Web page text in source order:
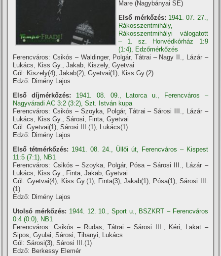
Mare (Nagybányai SE)
Első mérkőzés: 1941. 07. 27.,
Rákosszentmihály,
Rákosszentmihályi válogatott
– 1. sz. Honvédkórház 1:9
(1:4), Edzőmérkőzés
Ferencváros: Csikós – Waldinger, Polgár, Tátrai – Nagy II., Lázár –
Lukács, Kiss Gy., Jakab, Kiszely, Gyetvai
Gól: Kiszely(4), Jakab(2), Gyetvai(1), Kiss Gy.(2)
Edző: Dimény Lajos
Első díjmérkőzés:
1941. 08. 09., Latorca u., Ferencváros –
Nagyváradi AC 3:2 (3:2), Szt. István kupa
Ferencváros: Csikós – Szoyka, Polgár, Tátrai – Sárosi III., Lázár –
Lukács, Kiss Gy., Sárosi, Finta, Gyetvai
Gól: Gyetvai(1), Sárosi III.(1), Lukács(1)
Edző: Dimény Lajos
Első tétmérkőzés: 1941. 08. 24., Üllői út, Ferencváros – Kispest
11:5 (7:1), NB1
Ferencváros: Csikós – Szoyka, Polgár, Pósa – Sárosi III., Lázár –
Lukács, Kiss Gy., Finta, Jakab, Gyetvai
Gól: Gyetvai(4), Kiss Gy.(1), Finta(3), Jakab(1), Pósa(1), Sárosi III.
(1)
Edző: Dimény Lajos
Utolsó mérkőzés: 1944. 12. 10., Sport u., BSZKRT – Ferencváros
0:4 (0:0), NB1
Ferencváros: Csikós – Rudas, Tátrai – Sárosi III., Kéri, Lakat –
Sipos, Gyulai, Sárosi, Tihanyi, Lukács
Gól: Sárosi(3), Sárosi III.(1)
Edző: Berkessy Elemér